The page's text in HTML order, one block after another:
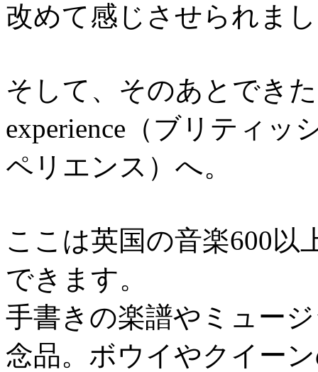
改めて感じさせられま
そして、そのあとでき
experience（ブリティ
ペリエンス）へ。
ここは英国の音楽600以
できます。
手書きの楽譜やミュー
念品。ボウイやクイー